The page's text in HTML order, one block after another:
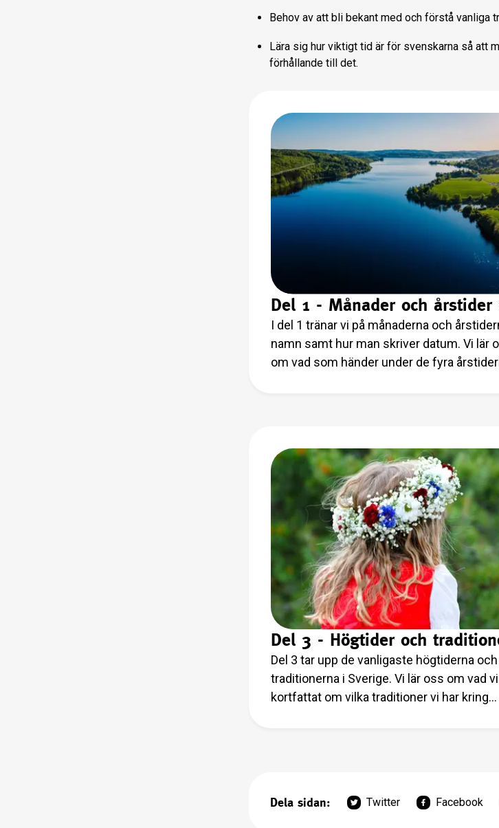
Behov av att bli bekant med och förstå vanliga
Lära sig hur viktigt tid är för svenskarna så att
förhållande till det.
Del 1 - Månader och årstider
I del 1 tränar vi på månaderna och
namn samt hur man skriver datum. Vi lär
om vad som händer under de fyra
Del 3 - Högtider och
Del 3 tar upp de vanligaste högtiderna och
traditionerna i Sverige. Vi lär oss om vad
kortfattat om vilka traditioner vi har kring
Dela sidan: Twitter Facebook